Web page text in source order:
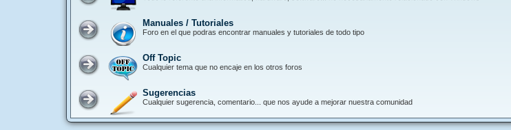
Manuales / Tutoriales
Foro en el que podras encontrar manuales y tutoriales de todo tipo
Off Topic
Cualquier tema que no encaje en los otros foros
Sugerencias
Cualquier sugerencia, comentario... que nos ayude a mejorar nuestra comunidad